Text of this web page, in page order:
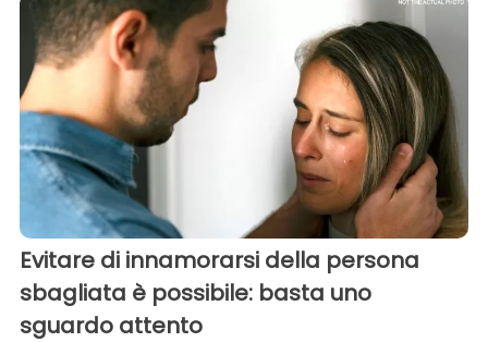
Evitare di innamorarsi della persona
sbagliata è possibile: basta uno
sguardo attento